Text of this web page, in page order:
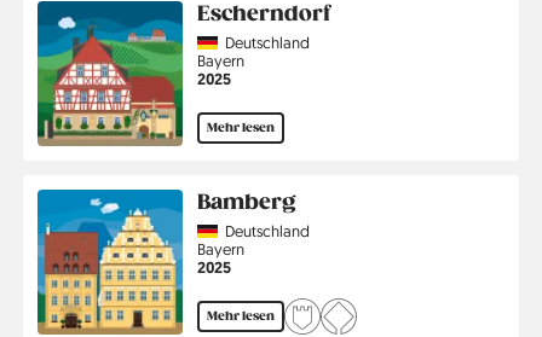
Escherndorf
CountryDeutschland
Region
Bayern
Jahr
2025
Mehr lesen
Bamberg
CountryDeutschland
Region
Bayern
Jahr
2025
Mehr lesen